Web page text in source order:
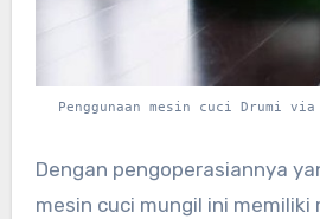
Penggunaan mesin cuci Drumi via
Dengan pengoperasiannya
mesin cuci mungil ini